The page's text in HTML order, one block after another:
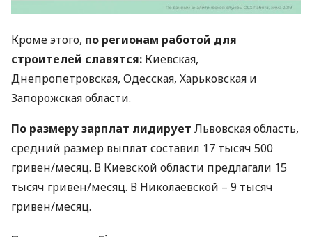
Кроме этого, по регионам работой для
строителей славятся: Киевская,
Днепропетровская, Одесская, Харьковская и
Запорожская области.
По размеру зарплат лидирует Львовская область,
средний размер выплат составил 17 тысяч 500
гривен/месяц. В Киевской области предлагали 15
тысяч гривен/месяц. В Николаевской – 9 тысяч
гривен/месяц.